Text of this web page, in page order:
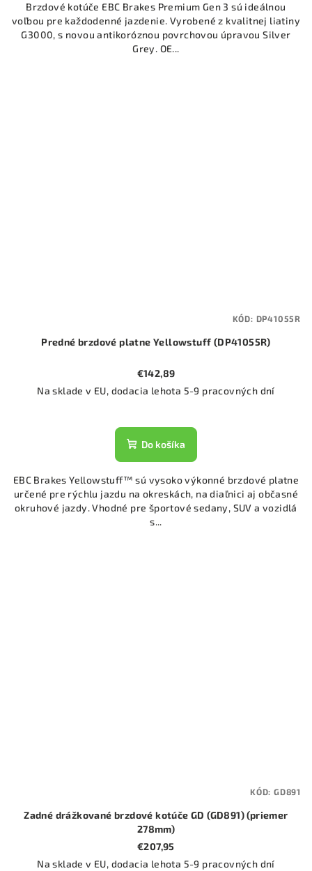
Brzdové kotúče EBC Brakes Premium Gen 3 sú ideálnou
voľbou pre každodenné jazdenie. Vyrobené z kvalitnej liatiny
G3000, s novou antikoróznou povrchovou úpravou Silver
Grey. OE...
Predné brzdové platne Yellowstuff (DP41055R)
€142,89
Na sklade v EU, dodacia lehota 5-9 pracovných dní
Do košíka
EBC Brakes Yellowstuff™ sú vysoko výkonné brzdové platne
určené pre rýchlu jazdu na okreskách, na diaľnici aj občasné
okruhové jazdy. Vhodné pre športové sedany, SUV a vozidlá
s...
KÓD: DP41055R
Zadné drážkované brzdové kotúče GD (GD891) (priemer
278mm)
€207,95
Na sklade v EU, dodacia lehota 5-9 pracovných dní
KÓD: GD891